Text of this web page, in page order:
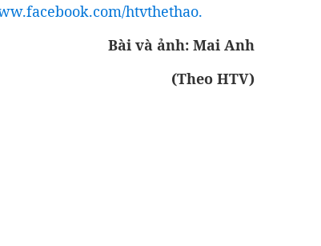
htvthethao.
Bài và ảnh: Mai Anh
(Theo HTV)